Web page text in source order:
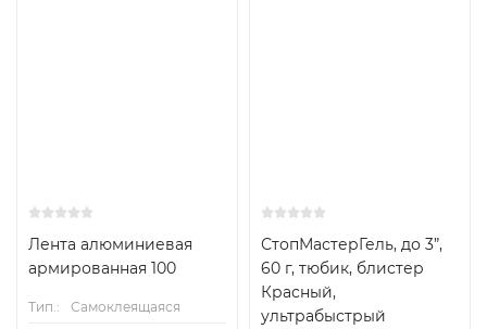
Лента алюминиевая
армированная 100
Тип.:
Самоклеящаяся
СтопМастерГель, до 3”,
60 г, тюбик, блистер
Красный,
ультрабыстрый